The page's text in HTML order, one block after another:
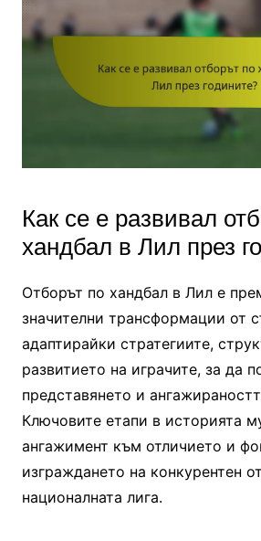
Как се е развивал
хандбал в Лил през
Отборът по хандбал в Лил е
значителни трансформации от
адаптирайки стратегиите,
развитието на играчите, за да
представянето и
Ключовите етапи в историята
ангажимент към отличието и
изграждането на конкурентен
националната лига.